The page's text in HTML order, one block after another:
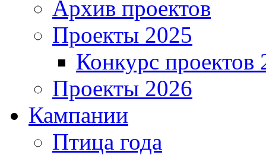
Архив проектов
Проекты 2025
Конкурс проектов
Проекты 2026
Кампании
Птица года